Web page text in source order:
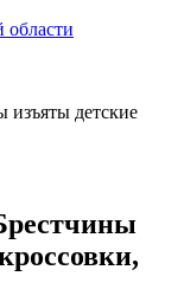
изъяты детские